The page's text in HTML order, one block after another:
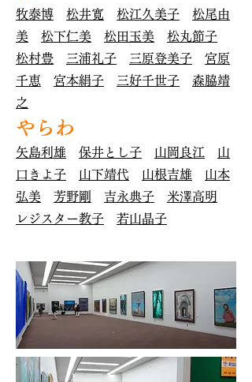
牧泰博 松井寛 松江久美子
松尾由
美
松下仁美 松田玉美
松丸節子
松村豊
三浦礼子 三原登美子
宮原
千恵
宮本絹子 三好千世子
森脇靖
之
やらわ
矢島利雄 保井とし子 山岡良江
山
口きよ子
山下靖代 山根吉雄
山本
弘美
芳野剛 吉永典子
米澤高明
レジスター教子
若山晶子